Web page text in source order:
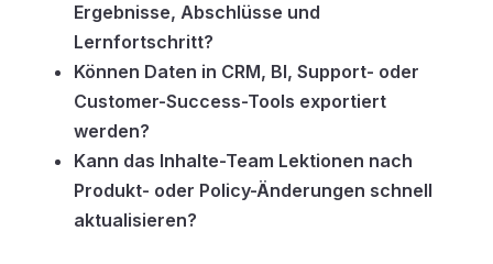
Ergebnisse, Abschlüsse und
Lernfortschritt?
Können Daten in CRM, BI, Support- oder
Customer-Success-Tools exportiert
werden?
Kann das Inhalte-Team Lektionen nach
Produkt- oder Policy-Änderungen schnell
aktualisieren?